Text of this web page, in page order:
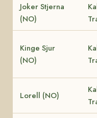
Joker Stjerna
(NO)
Kinge Sjur
(NO)
Lorell (NO)